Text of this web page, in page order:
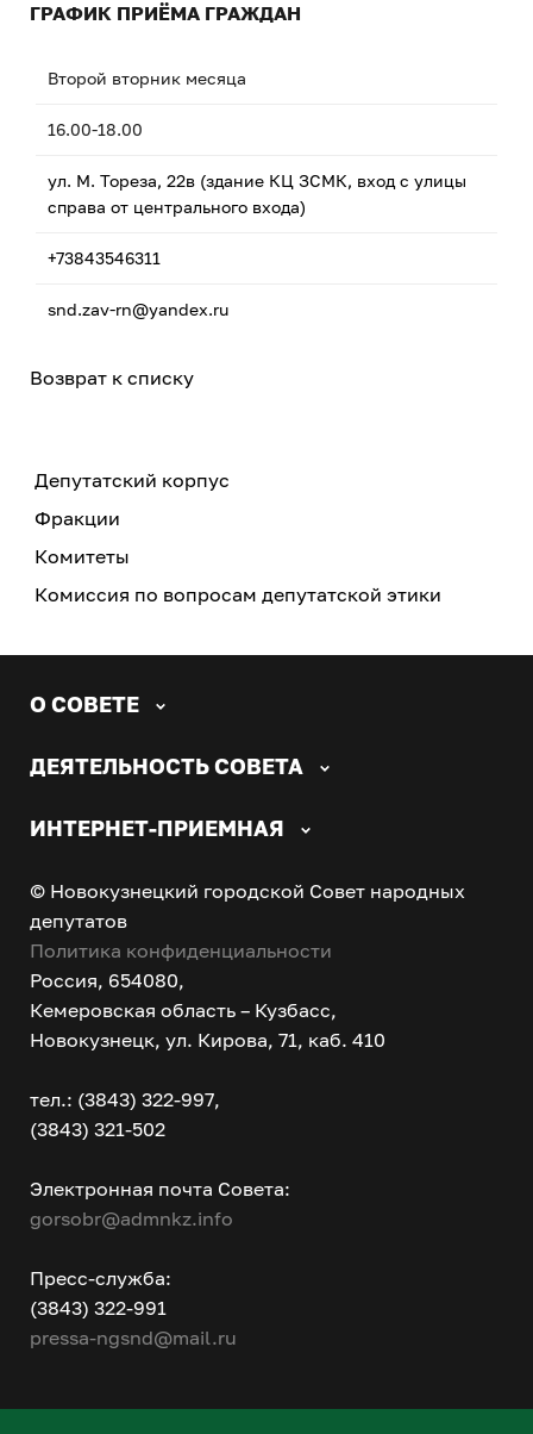
ГРАФИК ПРИЁМА ГРАЖДАН
Второй вторник месяца
16.00-18.00
ул. М. Тореза, 22в (здание КЦ ЗСМК, вход с улицы
справа от центрального входа)
+73843546311
snd.zav-rn@yandex.ru
Возврат к списку
Депутатский корпус
Фракции
Комитеты
Комиссия по вопросам депутатской этики
О СОВЕТЕ
ДЕЯТЕЛЬНОСТЬ СОВЕТА
ИНТЕРНЕТ-ПРИЕМНАЯ
© Новокузнецкий городской Совет народных
депутатов
Политика конфиденциальности
Россия, 654080,
Кемеровская область – Кузбасс,
Новокузнецк, ул. Кирова, 71, каб. 410
тел.: (3843) 322-997,
(3843) 321-502
Электронная почта Совета:
gorsobr@admnkz.info
Пресс-служба:
(3843) 322-991
pressa-ngsnd@mail.ru